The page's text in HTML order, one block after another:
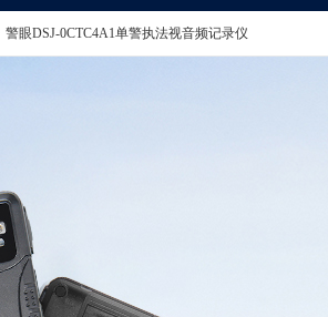
警眼DSJ-0CTC4A1单警执法视音频记录仪